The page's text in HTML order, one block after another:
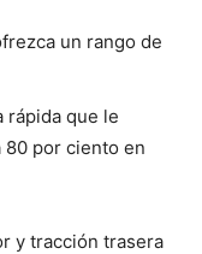
un rango de
rápida que le
80 por ciento en
y tracción trasera